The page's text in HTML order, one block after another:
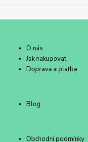
O nás
Jak nakupovat
Doprava a platba
Blog
Obchodní podmínky